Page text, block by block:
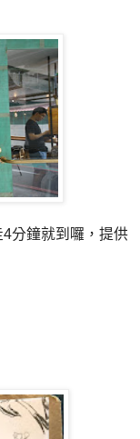
分鐘就到囉，提供